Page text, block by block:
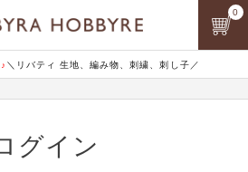
＼リバティ 生地、編み物、刺繍、刺し子／
0
グイン